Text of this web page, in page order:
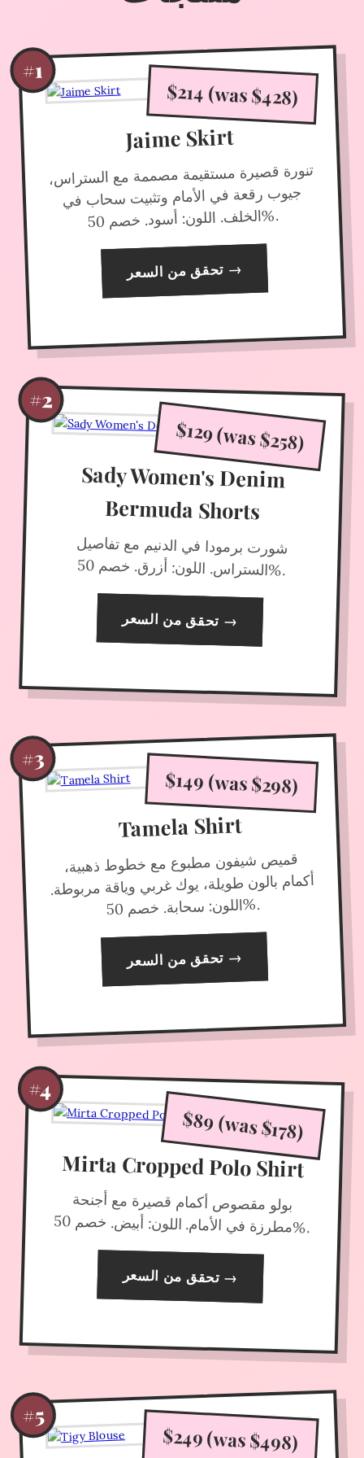
#1
$214 (was $428)
Jaime Skirt
تنورة قصيرة مستقيمة مصممة مع الستراس،
جيوب رقعة في الأمام وتثبيت سحاب في
الخلف. اللون: أسود. خصم 50 %.
تحقق من السعر →
#2
$129 (was $258)
Sady Women's Denim
Bermuda Shorts
شورت برمودا في الدنيم مع تفاصيل
الستراس. اللون: أزرق. خصم 50 %.
تحقق من السعر →
#3
$149 (was $298)
Tamela Shirt
قميص شيفون مطبوع مع خطوط ذهبية،
أكمام بالون طويلة، يوك غربي وياقة مربوطة.
اللون: سحابة. خصم 50 %.
تحقق من السعر →
#4
$89 (was $178)
Mirta Cropped Polo Shirt
بولو مقصوص أكمام قصيرة مع أجنحة
مطرزة في الأمام. اللون: أبيض. خصم 50 %.
تحقق من السعر →
#5
$249 (was $498)